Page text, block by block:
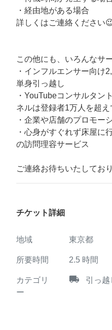
・経由地がある場合
詳しくはご連絡ください
この他にも、いろんなサ
・インフルエンサー向け
単身引っ越し
・YouTubeコンサルタン
ネルは登録者1万人を超え
・企業や店舗のプロモー
・心身がすぐれず床屋に
の訪問理容サービス
ご連絡お待ちいたしてお
チケット詳細
地域 東京都
所要時間 2.5 時間
カテゴリ
ー
local_shipping 引っ越